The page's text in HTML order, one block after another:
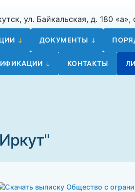
ул. Байкальская, д. 180 «а»,
ДОКУМЕНТЫ
КОНТАКТЫ